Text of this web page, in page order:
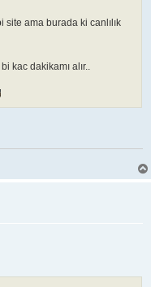
site ama burada ki canlılık
kac dakikamı alır..